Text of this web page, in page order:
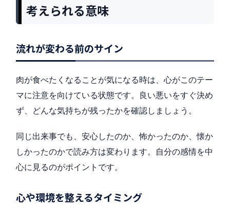
考えられる意味
流れが変わる前のサイン
肉が食べたくなることが気になる時は、心がこのテー
マに注意を向けている状態です。良い悪いをすぐ決め
ず、どんな気持ちが残ったかを確認しましょう。
同じ出来事でも、安心したのか、怖かったのか、懐か
しかったのかで読み方は変わります。自分の感情を中
心に見るのがポイントです。
心や環境を整えるタイミング